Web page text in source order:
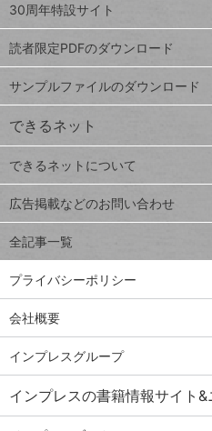
スプレ
ッドシ
ート
iPhone
VLOOKUP
close
閉じ
る
ッ
プ
ペ
ジ
連載
Excel Q&A
トイアンナ流仕
事術
PowerAutomate
ではじめる業務
の完全自動化
AI議事録作成術
Windows 11
Q&A
Teams踏み込み
30周年特設サイト
読者限定PDFのダウンロード
サンプルファイルのダウンロード
できるネット
できるネットについて
広告掲載などのお問い合わせ
全記事一覧
プライバシーポリシー
会社概要
インプレスグループ
インプレスの書籍情報サイト